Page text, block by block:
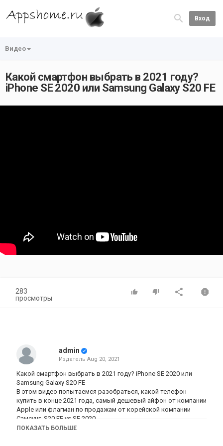
Вход
Видео
Какой смартфон выбрать в 2021 году?
iPhone SE 2020 или Samsung Galaxy S20 FE
283
просмотры
admin
Издатель Aug 20, 2021
Какой смартфон выбрать в 2021 году? iPhone SE 2020 или
Samsung Galaxy S20 FE
В этом видео попытаемся разобраться, какой телефон
купить в конце 2021 года, самый дешевый айфон от компании
Apple или флагман по продажам от корейской компании
Самсунг. S20 FE vs SE 2020
Задавайте свои вопросы в группе ВК:
ПОКАЗАТЬ БОЛЬШЕ